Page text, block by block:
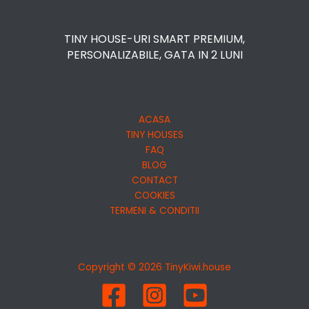
TINY HOUSE-URI SMART PREMIUM,
PERSONALIZABILE, GATA IN 2 LUNI
ACASA
TINY HOUSES
FAQ
BLOG
CONTACT
COOKIES
TERMENI & CONDITII
Copyright © 2026 TinyKiwi.house